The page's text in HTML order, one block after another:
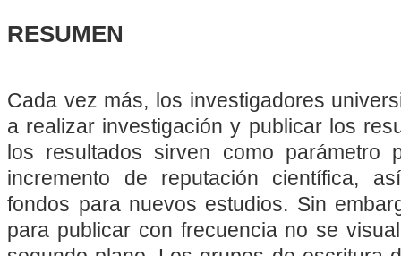
RESUMEN
Cada vez más, los investigadores
a realizar investigación y publicar los
los resultados sirven como parámetro
incremento de reputación científica,
fondos para nuevos estudios. Sin
para publicar con frecuencia no se